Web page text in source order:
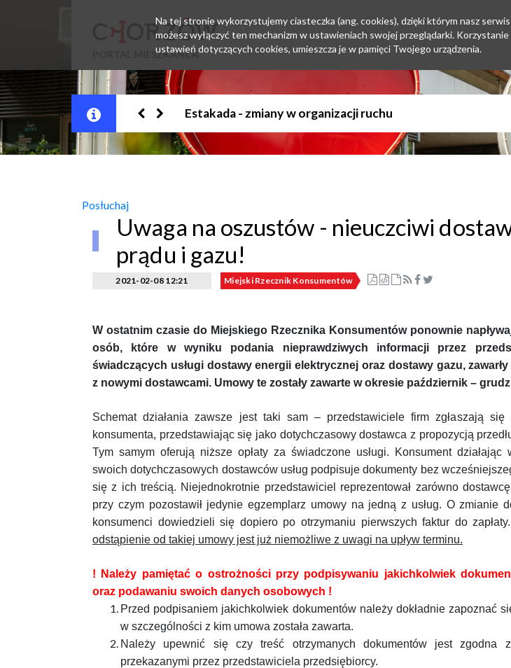
PORTAL MIESZKAŃCA
Jesteśmy w EZD
Posłuchaj
Uwaga na oszustów - nieuczciwi
prądu i gazu!
2021-02-08 12:21 Miejski Rzecznik Konsumentów
W ostatnim czasie do Miejskiego Rzecznika Konsumentów ponownie
osób, które w wyniku podania nieprawdziwych informacji przez
świadczących usługi dostawy energii elektrycznej oraz dostawy gazu,
z nowymi dostawcami. Umowy te zostały zawarte w okresie październik –
Schemat działania zawsze jest taki sam – przedstawiciele firm zgłaszają się
konsumenta, przedstawiając się jako dotychczasowy dostawca z propozycją
Tym samym oferują niższe opłaty za świadczone usługi.
Konsument działając
swoich dotychczasowych dostawców usług podpisuje dokumenty bez
się z ich treścią. Niejednokrotnie przedstawiciel reprezentował zarówno
przy czym pozostawił jedynie egzemplarz umowy na jedną z usług. O zmianie
konsumenci dowiedzieli się dopiero po otrzymaniu pierwszych faktur do zapłaty.
odstąpienie od takiej umowy jest już niemożliwe z uwagi na upływ terminu.
! Należy pamiętać o ostrożności przy podpisywaniu jakichkolwiek
oraz podawaniu swoich danych osobowych !
Przed podpisaniem jakichkolwiek dokumentów należy dokładnie zapoznać
w szczególności z kim umowa została zawarta.
Należy upewnić się czy treść otrzymanych dokumentów jest zgodna z
przekazanymi przez przedstawiciela przedsiębiorcy.
Na tej stronie wykorzystujemy ciasteczka (ang. cookies), dzięki którym nasz
możesz wyłączyć ten mechanizm w ustawieniach swojej przeglądarki.
ustawień dotyczących cookies, umieszcza je w pamięci Twojego urządzenia.